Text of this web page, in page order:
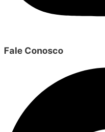
Fale Conosco